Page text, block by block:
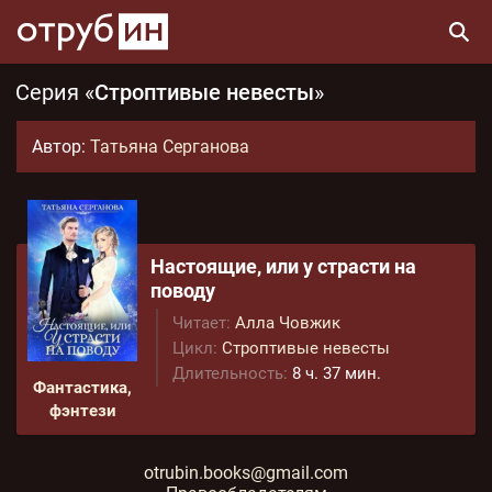
Серия «Строптивые невесты»
Автор: Татьяна Серганова
Фантастика,
фэнтези
Настоящие, или у страсти на
поводу
Читает: Алла Човжик
Цикл: Строптивые невесты
Длительность: 8 ч. 37 мин.
otrubin.books@gmail.com